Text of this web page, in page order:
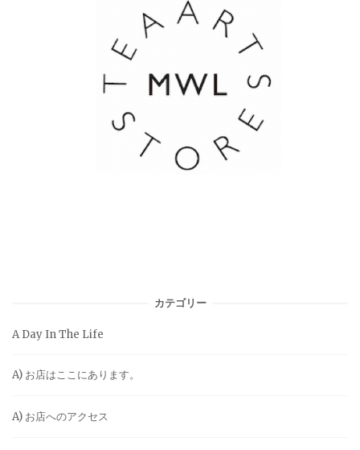
カテゴリー
A Day In The Life
A) お店はここにあります。
A) お店へのアクセス